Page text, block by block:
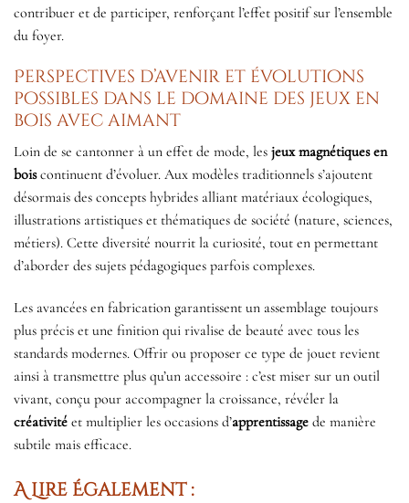
contribuer et de participer, renforçant l’effet positif sur l’ensemble
du foyer.
Perspectives d’avenir et évolutions
possibles dans le domaine des jeux en
bois avec aimant
Loin de se cantonner à un effet de mode, les jeux magnétiques en
boiscontinuent d’évoluer. Aux modèles traditionnels s’ajoutent
désormais des concepts hybrides alliant matériaux écologiques,
illustrations artistiques et thématiques de société (nature, sciences,
métiers). Cette diversité nourrit la curiosité, tout en permettant
d’aborder des sujets pédagogiques parfois complexes.
Les avancées en fabrication garantissent un assemblage toujours
plus précis et une finition qui rivalise de beauté avec tous les
standards modernes. Offrir ou proposer ce type de jouet revient
ainsi à transmettre plus qu’un accessoire : c’est miser sur un outil
vivant, conçu pour accompagner la croissance, révéler la
créativité et multiplier les occasions d’apprentissage de manière
subtile mais efficace.
A Lire Également :